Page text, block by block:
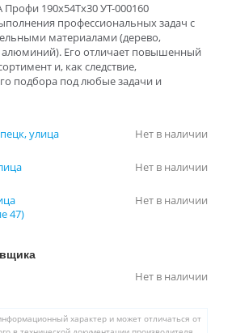
190х54Tх30 УТ-000160
профессиональных задач с
материалами (дерево,
алюминий). Его отличает повышенный
и, как следствие,
подбора под любые задачи и
улица
Нет в наличии
Нет в наличии
47)
Нет в наличии
Нет в наличии
характер и может отличаться от